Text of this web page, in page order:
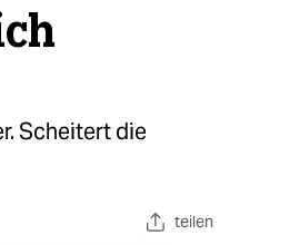
Scheitert die
teilen